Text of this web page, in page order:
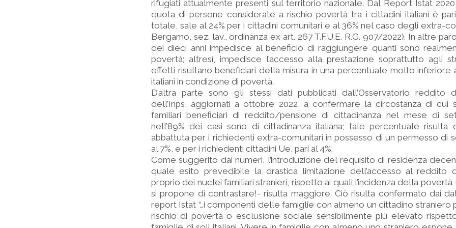
rifugiati attualmente presenti sul territorio nazionale. Dal Report Istat
quota di persone considerate a rischio povertà tra i cittadini italiani è
totale, sale al 24% per i cittadini comunitari e al 36% nel caso degli extra-
Bergamo, sez. lav., ordinanza ex art. 267 T.F.U.E. R.G. 907/2022). In altre
dei dieci anni impedisce al beneficio di raggiungere quanti sono
povertà; altresì, impedisce l’accesso alla prestazione soprattutto agli
effetti risultano beneficiari della misura in una percentuale molto inferiore
italiani in condizione di povertà.
D’altra parte sono gli stessi dati pubblicati dall’Osservatorio reddito
dell’Inps, aggiornati a ottobre 2022, a confermare la circostanza di cui
familiari beneficiari di reddito/pensione di cittadinanza nel mese di
nell’89% dei casi sono di cittadinanza italiana; tale percentuale risulta
abbattuta per i richiedenti extra-comunitari in possesso di un permesso di
al 7%, e per i richiedenti cittadini Ue, pari al 4%.
Come suggerito dai numeri, l’introduzione del requisito di residenza
quale esito prevedibile la drastica limitazione dell’accesso al reddito
proprio dei nuclei familiari stranieri, rispetto ai quali l’incidenza della povertà
si propone di contrastare!- risulta maggiore. Ciò risulta confermato dai
report Istat “…i componenti delle famiglie con almeno un cittadino straniero
rischio di povertà o esclusione sociale sensibilmente più elevato